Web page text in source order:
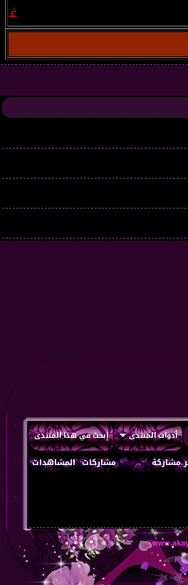
غير مسجل
أدوات المنتدى إبحث في هذا المنتدى
مشاركة مشاركات المشاهدات